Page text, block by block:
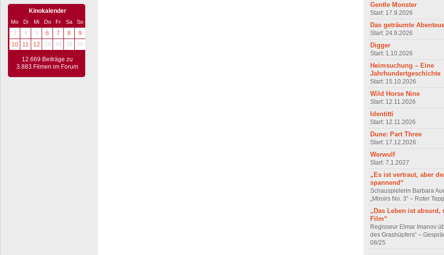
Kinokalender
Mo Di Mi Do Fr Sa
So
3
4 5 6 7 8
9
10
11 12 13 14 15 16
12.669 Beiträge zu
3.883 Filmen im Forum
Gentle Monster
Start: 17.9.2026
Das geträumte
Start: 24.9.2026
Digger
Start: 1.10.2026
Heimsuchung – Eine
Jahrhundertgeschichte
Start: 15.10.2026
Wild Horse Nine
Start: 12.11.2026
Identitti
Start: 12.11.2026
Dune: Part Three
Start: 17.12.2026
Werwulf
Start: 7.1.2027
„Es ist vertraut, aber
spannend“
Schauspielerin Barbara
„Miroirs No. 3“ – Roter
„Das Leben ist absurd,
Film“
Regisseur Elmar Imanov
des Grashüpfers“ –
08/25